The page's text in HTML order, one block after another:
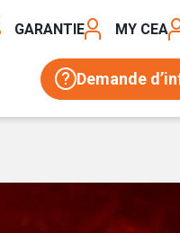
Demande
GARANTIE MY CEA